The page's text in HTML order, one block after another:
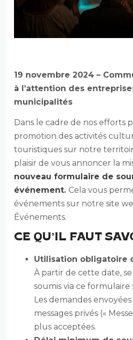
19 novembre 2024 –
à l’attention des
municipalités
Dans le cadre de nos efforts
promotion des activités
touristiques sur notre
plaisir de vous annoncer la
nouveau formulaire de
événement. Cela vous
événements sur notre site
Événements.
CE QU’IL FAUT
Utilisation obligatoire
À partir de cette date,
soumis via ce formulaire
Les demandes
messages privés («
plus acceptées.